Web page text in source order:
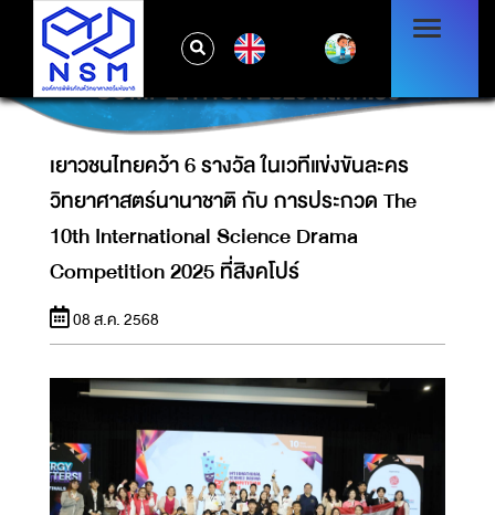
เยาวชนไทยคว้า 6 รางวัล ในเวทีแข่งขันละคร
วิทยาศาสตร์นานาชาติ กับ การประกวด THE
10TH INTERNATIONAL SCIENCE DRAMA
COMPETITION 2025 ที่สิงคโปร์
เยาวชนไทยคว้า 6 รางวัล ในเวทีแข่งขันละคร
วิทยาศาสตร์นานาชาติ กับ การประกวด The
10th International Science Drama
Competition 2025 ที่สิงคโปร์
08 ส.ค. 2568